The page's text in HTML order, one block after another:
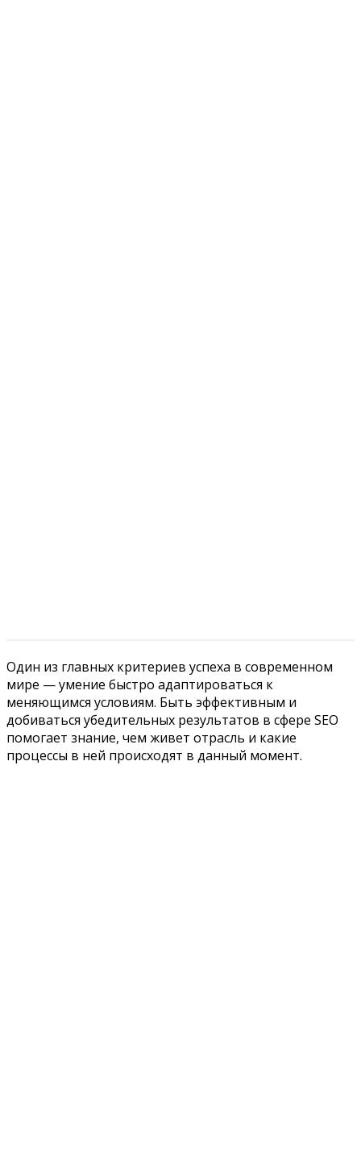
Один из главных критериев успеха в современном
мире — умение быстро адаптироваться к
меняющимся условиям. Быть эффективным и
добиваться убедительных результатов в сфере SEO
помогает знание, чем живет отрасль и какие
процессы в ней происходят в данный момент.